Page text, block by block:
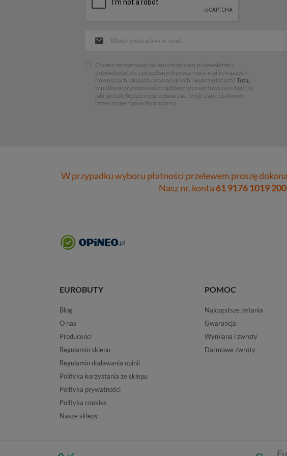
Chcesz otrzymywać od eurobuty.com.pl newsletter i
dowiadywać sie z przesłanych przez nas e-maili o naszych
nowościach, akcjach promocyjnych i wyprzedażach? Tutaj
w polityce prywatności znajdziesz szczegółowy opis tego, w
jaki sposób będziemy przetwarzać Twoje dane osobowe,
przekazane nam w formularzu.
W przypadku wyboru płatności przelewem proszę
Nasz nr. konta61 9176 1019
EUROBUTY
Blog
O nas
Producenci
Regulamin sklepu
Regulamin dodawania opinii
Polityka korzystania ze sklepu
Polityka prywatności
Polityka cookies
Nasze sklepy
POMOC
Najczęstsze pytania
Gwarancja
Wymiana i zwroty
Darmowe zwroty